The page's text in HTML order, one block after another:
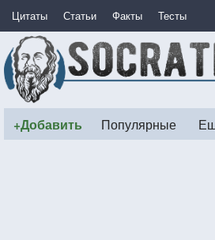
Цитаты Статьи Факты Тесты
+Добавить Популярные